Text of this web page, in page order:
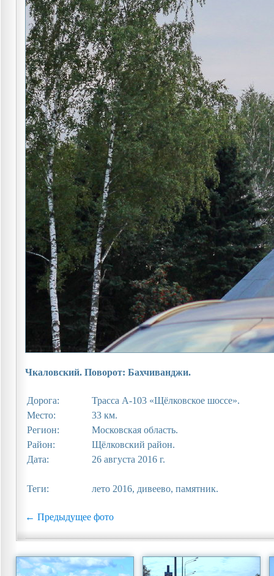
Чкаловский. Поворот: Бахчиванджи.
Дорога:
Трасса А-103 «Щёлковское шоссе».
Место:
33 км.
Регион:
Московская область.
Район:
Щёлковский район.
Дата:
26 августа 2016 г.
Теги: лето 2016, дивеево, памятник.
← Предыдущее фото